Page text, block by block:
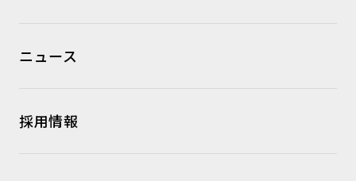
ニュース
採用情報